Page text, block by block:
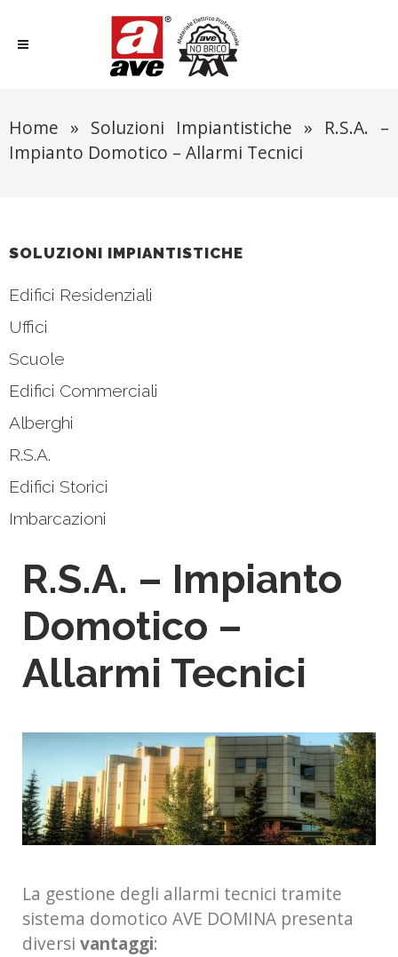
Home » Soluzioni Impiantistiche » R.S.A. –
Impianto Domotico – Allarmi Tecnici
SOLUZIONI IMPIANTISTICHE
Edifici Residenziali
Uffici
Scuole
Edifici Commerciali
Alberghi
R.S.A.
Edifici Storici
Imbarcazioni
R.S.A. – Impianto
Domotico –
Allarmi Tecnici
La gestione degli allarmi tecnici tramite
sistema domotico AVE DOMINA presenta
diversi vantaggi: